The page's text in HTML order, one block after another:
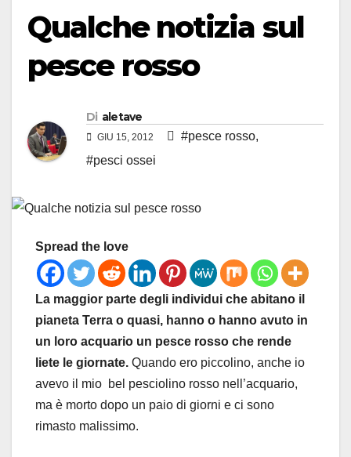
Qualche notizia sul
pesce rosso
Di aletave
GIU 15, 2012 #pesce rosso,
#pesci ossei
Spread the love
La maggior parte degli individui che abitano il
pianeta Terra o quasi, hanno o hanno avuto in
un loro acquario un pesce rosso che rende
liete le giornate. Quando ero piccolino, anche io
avevo il mio bel pesciolino rosso nell’acquario,
ma è morto dopo un paio di giorni e ci sono
rimasto malissimo.